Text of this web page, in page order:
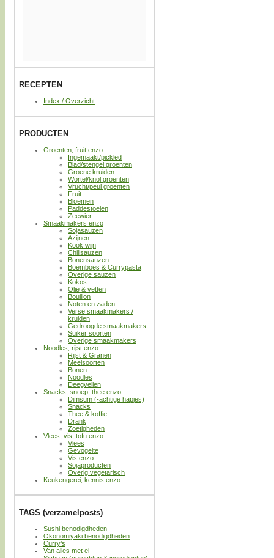
RECEPTEN
Index / Overzicht
PRODUCTEN
Groenten, fruit enzo
Ingemaakt/pickled
Blad/stengel groenten
Groene kruiden
Wortel/knol groenten
Vrucht/peul groenten
Fruit
Bloemen
Paddestoelen
Zeewier
Smaakmakers enzo
Sojasauzen
Azijnen
Kook wijn
Chilisauzen
Bonensauzen
Boemboes & Currypasta
Overige sauzen
Kokos
Olie & vetten
Bouillon
Noten en zaden
Verse smaakmakers /
kruiden
Gedroogde smaakmakers
Suiker soorten
Overige smaakmakers
Noodles, rijst enzo
Rijst & Granen
Meelsoorten
Bonen
Noodles
Deegvellen
Snacks, snoep, thee enzo
Dimsum (-achtige hapjes)
Snacks
Thee & koffie
Drank
Zoetigheden
Vlees, vis, tofu enzo
Vlees
Gevogelte
Vis enzo
Sojaproducten
Overig vegetarisch
Keukengerei, kennis enzo
TAGS (verzamelposts)
Sushi benodigdheden
Okonomiyaki benodigdheden
Curry’s
Van alles met ei